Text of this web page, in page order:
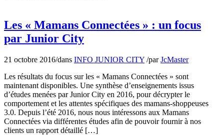
Les « Mamans Connectées » : un focus
par Junior City
21 octobre 2016/dans INFO JUNIOR CITY /parJcMaster
Les résultats du focus sur les « Mamans Connectées » sont
maintenant disponibles. Une synthèse d’enseignements issus
d’études menées par Junior City en 2016, pour décrypter le
comportement et les attentes spécifiques des mamans-shoppeuses
3.0. Depuis l’été 2016, nous nous intéressons aux Mamans
Connectées via différentes études afin de pouvoir fournir à nos
clients un rapport détaillé […]